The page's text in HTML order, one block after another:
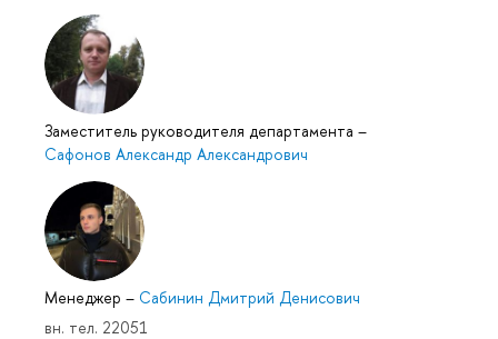
Заместитель руководителя департамента –
Сафонов Александр Александрович
Менеджер – Сабинин Дмитрий Денисович
вн. тел. 22051